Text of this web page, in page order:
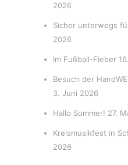
2026
Sicher unterwegs
2026
Im Fußball-Fieber
Besuch der
3. Juni 2026
Hallo Sommer! 27.
Kreismusikfest in
2026